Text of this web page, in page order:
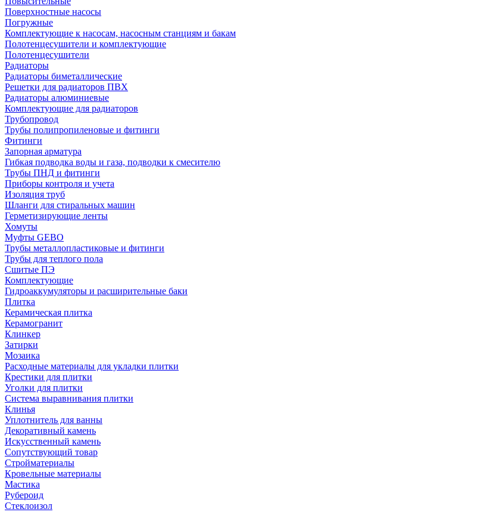
Поверхностные насосы
Погружные
Комплектующие к насосам, насосным станциям и бакам
Полотенцесушители и комплектующие
Полотенцесушители
Радиаторы
Радиаторы биметаллические
Решетки для радиаторов ПВХ
Радиаторы алюминиевые
Комплектующие для радиаторов
Трубопровод
Трубы полипропиленовые и фитинги
Фитинги
Запорная арматура
Гибкая подводка воды и газа, подводки к смесителю
Трубы ПНД и фитинги
Приборы контроля и учета
Изоляция труб
Шланги для стиральных машин
Герметизирующие ленты
Хомуты
Муфты GEBO
Трубы металлопластиковые и фитинги
Трубы для теплого пола
Сшитые ПЭ
Комплектующие
Гидроаккумуляторы и расширительные баки
Плитка
Керамическая плитка
Керамогранит
Клинкер
Затирки
Мозаика
Расходные материалы для укладки плитки
Крестики для плитки
Уголки для плитки
Система выравнивания плитки
Клинья
Уплотнитель для ванны
Декоративный камень
Искусственный камень
Сопутствующий товар
Стройматериалы
Кровельные материалы
Мастика
Рубероид
Стеклоизол